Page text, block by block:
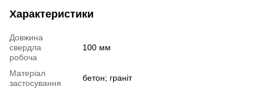
Характеристики
Довжина
свердла
робоча
100 мм
Матеріал
застосування
бетон; граніт